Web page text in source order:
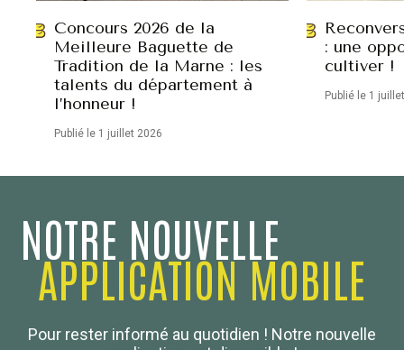
Concours 2026 de la
Meilleure Baguette de
Tradition de la Marne : les
talents du département à
l’honneur !
Publié le 1 juillet 2026
: une
cultiver !
Publié le 1
NOTRE NOUVELLE
APPLICATION MOBILE
Pour rester informé au quotidien ! Notre nouvelle
Boulanger de France